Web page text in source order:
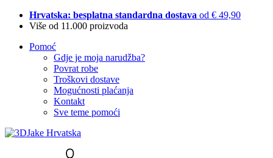
Hrvatska: besplatna standardna dostava od € 49,90
Više od 11.000 proizvoda
Pomoć
Gdje je moja narudžba?
Povrat robe
Troškovi dostave
Mogućnosti plaćanja
Kontakt
Sve teme pomoći